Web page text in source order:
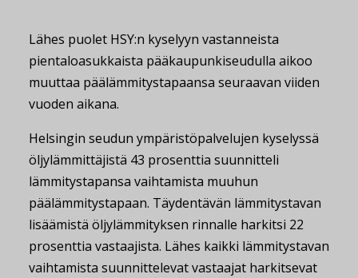
Lähes puolet HSY:n kyselyyn vastanneista
pientaloasukkaista pääkaupunkiseudulla aikoo
muuttaa päälämmitystapaansa seuraavan viiden
vuoden aikana.
Helsingin seudun ympäristöpalvelujen kyselyssä
öljylämmittäjistä 43 prosenttia suunnitteli
lämmitystapansa vaihtamista muuhun
päälämmitystapaan. Täydentävän lämmitystavan
lisäämistä öljylämmityksen rinnalle harkitsi 22
prosenttia vastaajista. Lähes kaikki lämmitystavan
vaihtamista suunnittelevat vastaajat harkitsevat